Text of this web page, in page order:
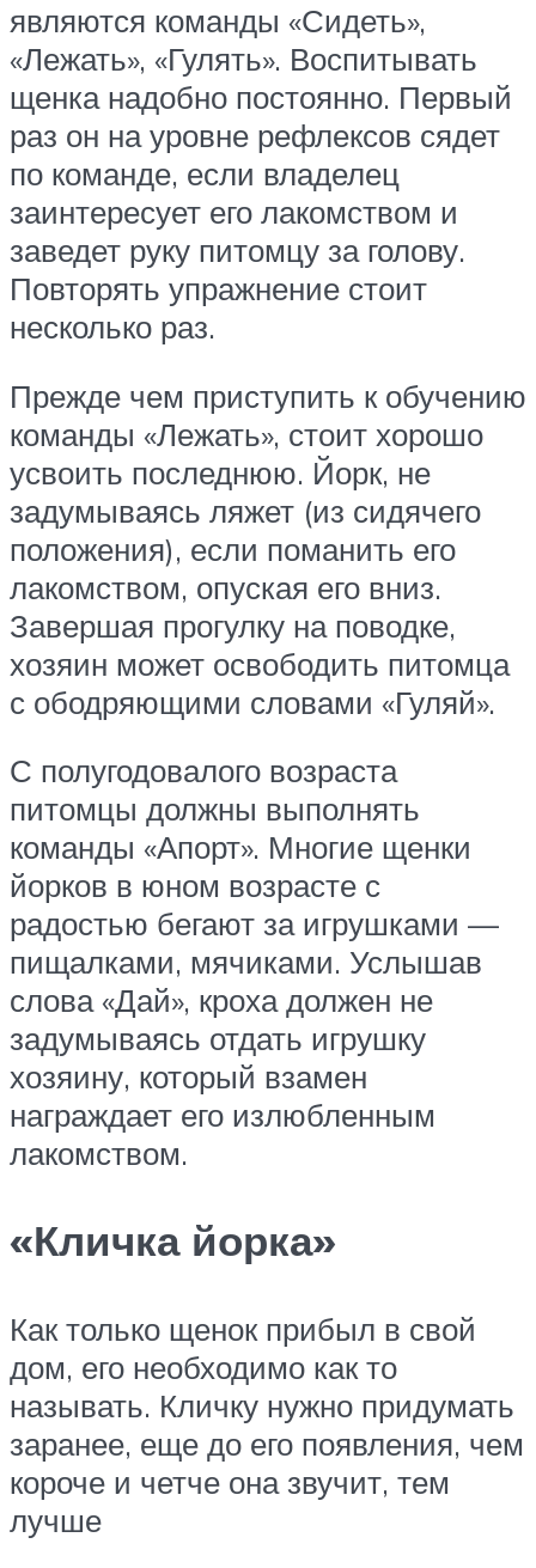
являются команды «Сидеть»,
«Лежать», «Гулять». Воспитывать
щенка надобно постоянно. Первый
раз он на уровне рефлексов сядет
по команде, если владелец
заинтересует его лакомством и
заведет руку питомцу за голову.
Повторять упражнение стоит
несколько раз.
Прежде чем приступить к обучению
команды «Лежать», стоит хорошо
усвоить последнюю. Йорк, не
задумываясь ляжет (из сидячего
положения), если поманить его
лакомством, опуская его вниз.
Завершая прогулку на поводке,
хозяин может освободить питомца
с ободряющими словами «Гуляй».
С полугодовалого возраста
питомцы должны выполнять
команды «Апорт». Многие щенки
йорков в юном возрасте с
радостью бегают за игрушками —
пищалками, мячиками. Услышав
слова «Дай», кроха должен не
задумываясь отдать игрушку
хозяину, который взамен
награждает его излюбленным
лакомством.
«Кличка йорка»
Как только щенок прибыл в свой
дом, его необходимо как то
называть. Кличку нужно придумать
заранее, еще до его появления, чем
короче и четче она звучит, тем
лучше